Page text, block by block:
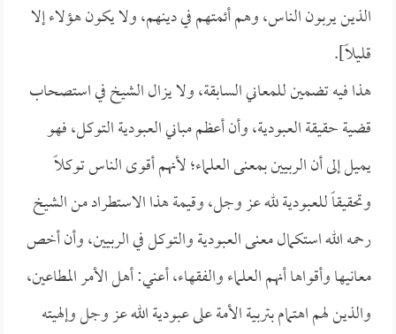
الذين يربون الناس، وهم أئمتهم في دينهم، ولا يكون هؤلاء إلا
قليلاً].
هذا فيه تضمين للمعاني السابقة، ولا يزال الشيخ في استصحاب
قضية حقيقة العبودية، وأن أعظم مباني العبودية التوكل، فهو
يميل إلى أن الربيين بمعنى العلماء؛ لأنهم أقوى الناس توكلاً
وتحقيقاً للعبودية لله عز وجل، وقيمة هذا الاستطراد من الشيخ
رحمه الله استكمال معنى العبودية والتوكل في الربيين، وأن أخص
معانيها وأقواها أنهم العلماء والفقهاء، أعني: أهل الأمر المطاعين،
والذين لهم اهتمام بتربية الأمة على عبودية الله عز وجل وإلهيته